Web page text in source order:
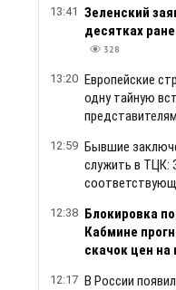
13:41 Зеленский
десятках
328
13:20 Европейские
одну тайную
12:59 Бывшие
служить в ТЦК:
12:38 Блокировка
Кабмине
скачок цен
12:17 В России